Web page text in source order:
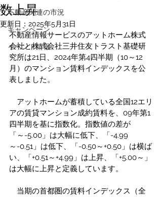
不動産関連の市況
キャンペーン
イベント情報
数上昇
更新日： 2025年5月31日
不動産情報サービスのアットホーム株式
会社と株式会社三井住友トラスト基礎研
究所は21日、2024年第4四半期（10～12
月）のマンション賃料インデックスを公
表しました。
アットホームが蓄積している全国12エリ
アの賃貸マンション成約賃料を、09年第1
四半期を基に指数化。指数値の差が
「～-5.00」は大幅に低下、「-4.99
～-0.51」は低下、「-0.50～+0.50」は横ば
い、「+0.51～+4.99」は上昇、「+5.00～」
は大幅に上昇と定義しています。
当期の首都圏の賃料インデックス（全